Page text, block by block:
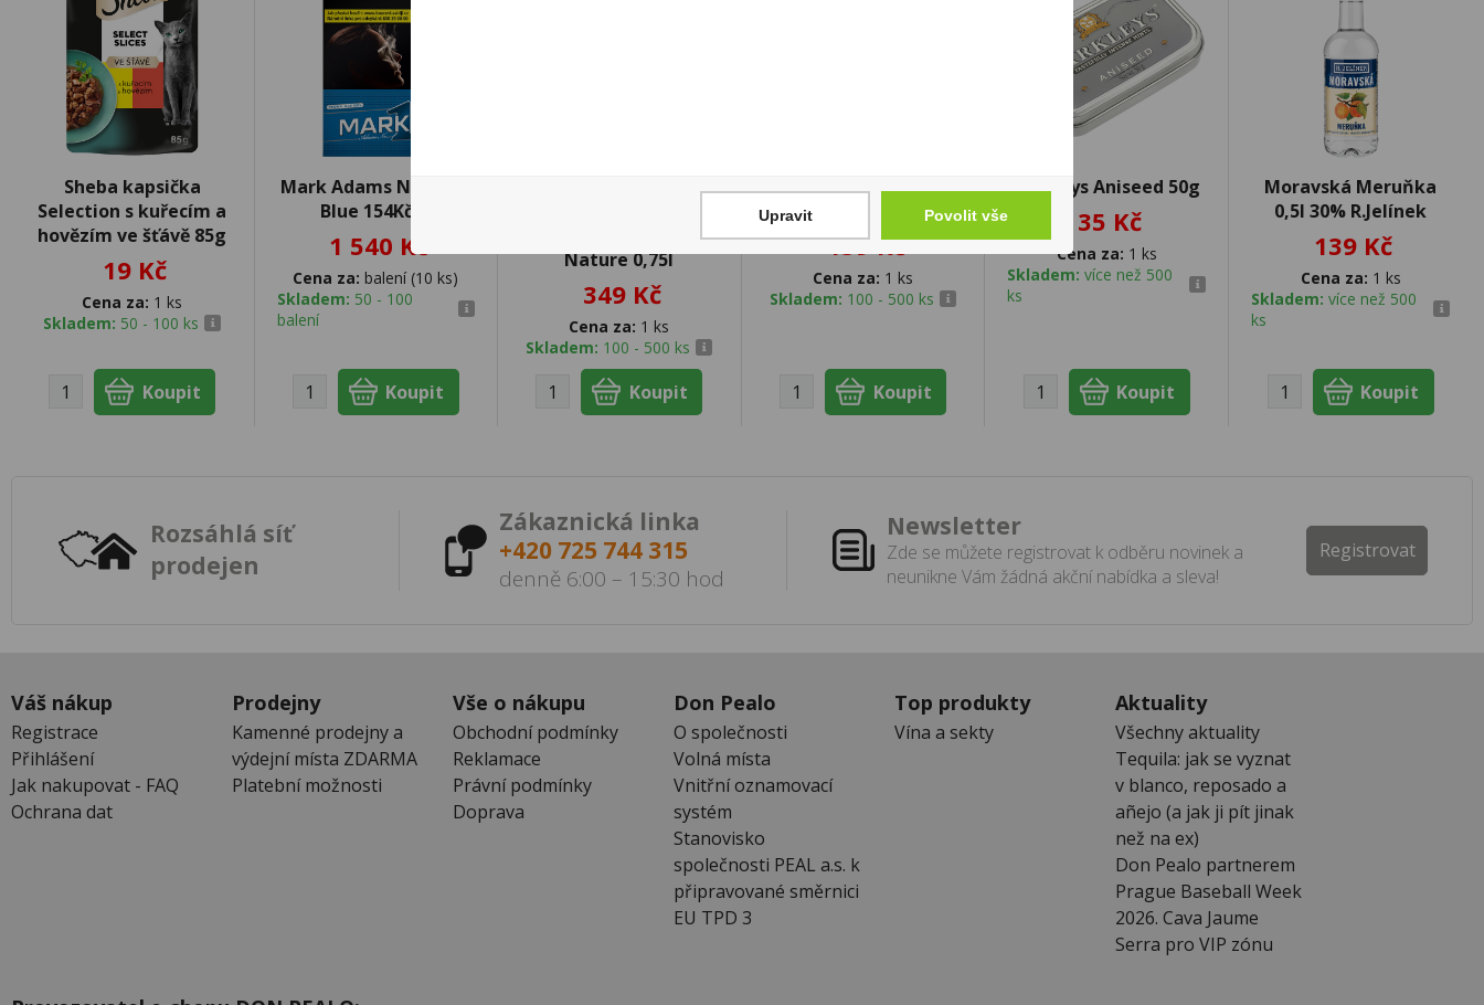
Sheba kapsička
Selection s kuřecím a
hovězím ve šťávě 85g
19 Kč
Cena za: 1 ks
Skladem: 50 - 100 ks
Mark Adams No.1 100
Blue 154Kč U
1 540 Kč
Cena za: balení (10 ks)
Skladem: 50 - 100
balení
Nature 0,75l
349 Kč
Cena za: 1 ks
Skladem: 100 - 500 ks
Vodka Finlandia 0,2l
159 Kč
Cena za: 1 ks
Skladem: 100 - 500 ks
Barkleys Aniseed 50g
35 Kč
Cena za: 1 ks
Skladem:více než 500
ks
Moravská Meruňka
0,5l 30% R.Jelínek
139 Kč
Cena za: 1 ks
Skladem: více než 500
ks
Rozsáhlá síť
prodejen
Zákaznická linka
+420 725 744 315
denně 6:00 – 15:30 hod
Newsletter
Zde se můžete registrovat k odběru novinek a
neunikne Vám žádná akční nabídka a sleva!
Registrovat
Váš nákup
Registrace
Přihlášení
Jak nakupovat - FAQ
Ochrana dat
Prodejny
Kamenné prodejny a
výdejní místa ZDARMA
Platební možnosti
Vše o nákupu
Obchodní podmínky
Reklamace
Právní podmínky
Doprava
Don Pealo
O společnosti
Volná místa
Vnitřní oznamovací
systém
Stanovisko
společnosti PEAL a.s. k
připravované směrnici
EU TPD 3
Top produkty
Vína a sekty
Aktuality
Všechny aktuality
Tequila: jak se vyznat
v blanco, reposado a
añejo (a jak ji pít jinak
než na ex)
Don Pealo partnerem
Prague Baseball Week
2026. Cava Jaume
Serra pro VIP zónu
Upravit Povolit vše